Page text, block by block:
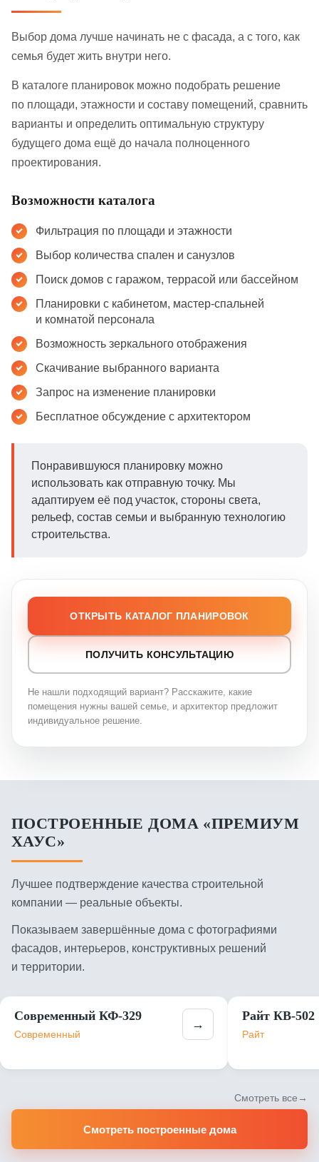
Выбор дома лучше начинать не с фасада, а с того, как
семья будет жить внутри него.
В каталоге планировок можно подобрать решение
по площади, этажности и составу помещений, сравнить
варианты и определить оптимальную структуру
будущего дома ещё до начала полноценного
проектирования.
Возможности каталога
Фильтрация по площади и этажности
Выбор количества спален и санузлов
Поиск домов с гаражом, террасой или бассейном
Планировки с кабинетом, мастер-спальней
и комнатой персонала
Возможность зеркального отображения
Скачивание выбранного варианта
Запрос на изменение планировки
Бесплатное обсуждение с архитектором
Понравившуюся планировку можно
использовать как отправную точку. Мы
адаптируем её под участок, стороны света,
рельеф, состав семьи и выбранную технологию
строительства.
ОТКРЫТЬ КАТАЛОГ ПЛАНИРОВОК
ПОЛУЧИТЬ КОНСУЛЬТАЦИЮ
Не нашли подходящий вариант? Расскажите, какие
помещения нужны вашей семье, и архитектор предложит
индивидуальное решение.
ПОСТРОЕННЫЕ ДОМА «ПРЕМИУМ
ХАУС»
Лучшее подтверждение качества строительной
компании — реальные объекты.
Показываем завершённые дома с фотографиями
фасадов, интерьеров, конструктивных решений
и территории.
Современный КФ-329
Современный
→
Райт КВ-502
Райт
Смотреть все
Смотреть построенные дома